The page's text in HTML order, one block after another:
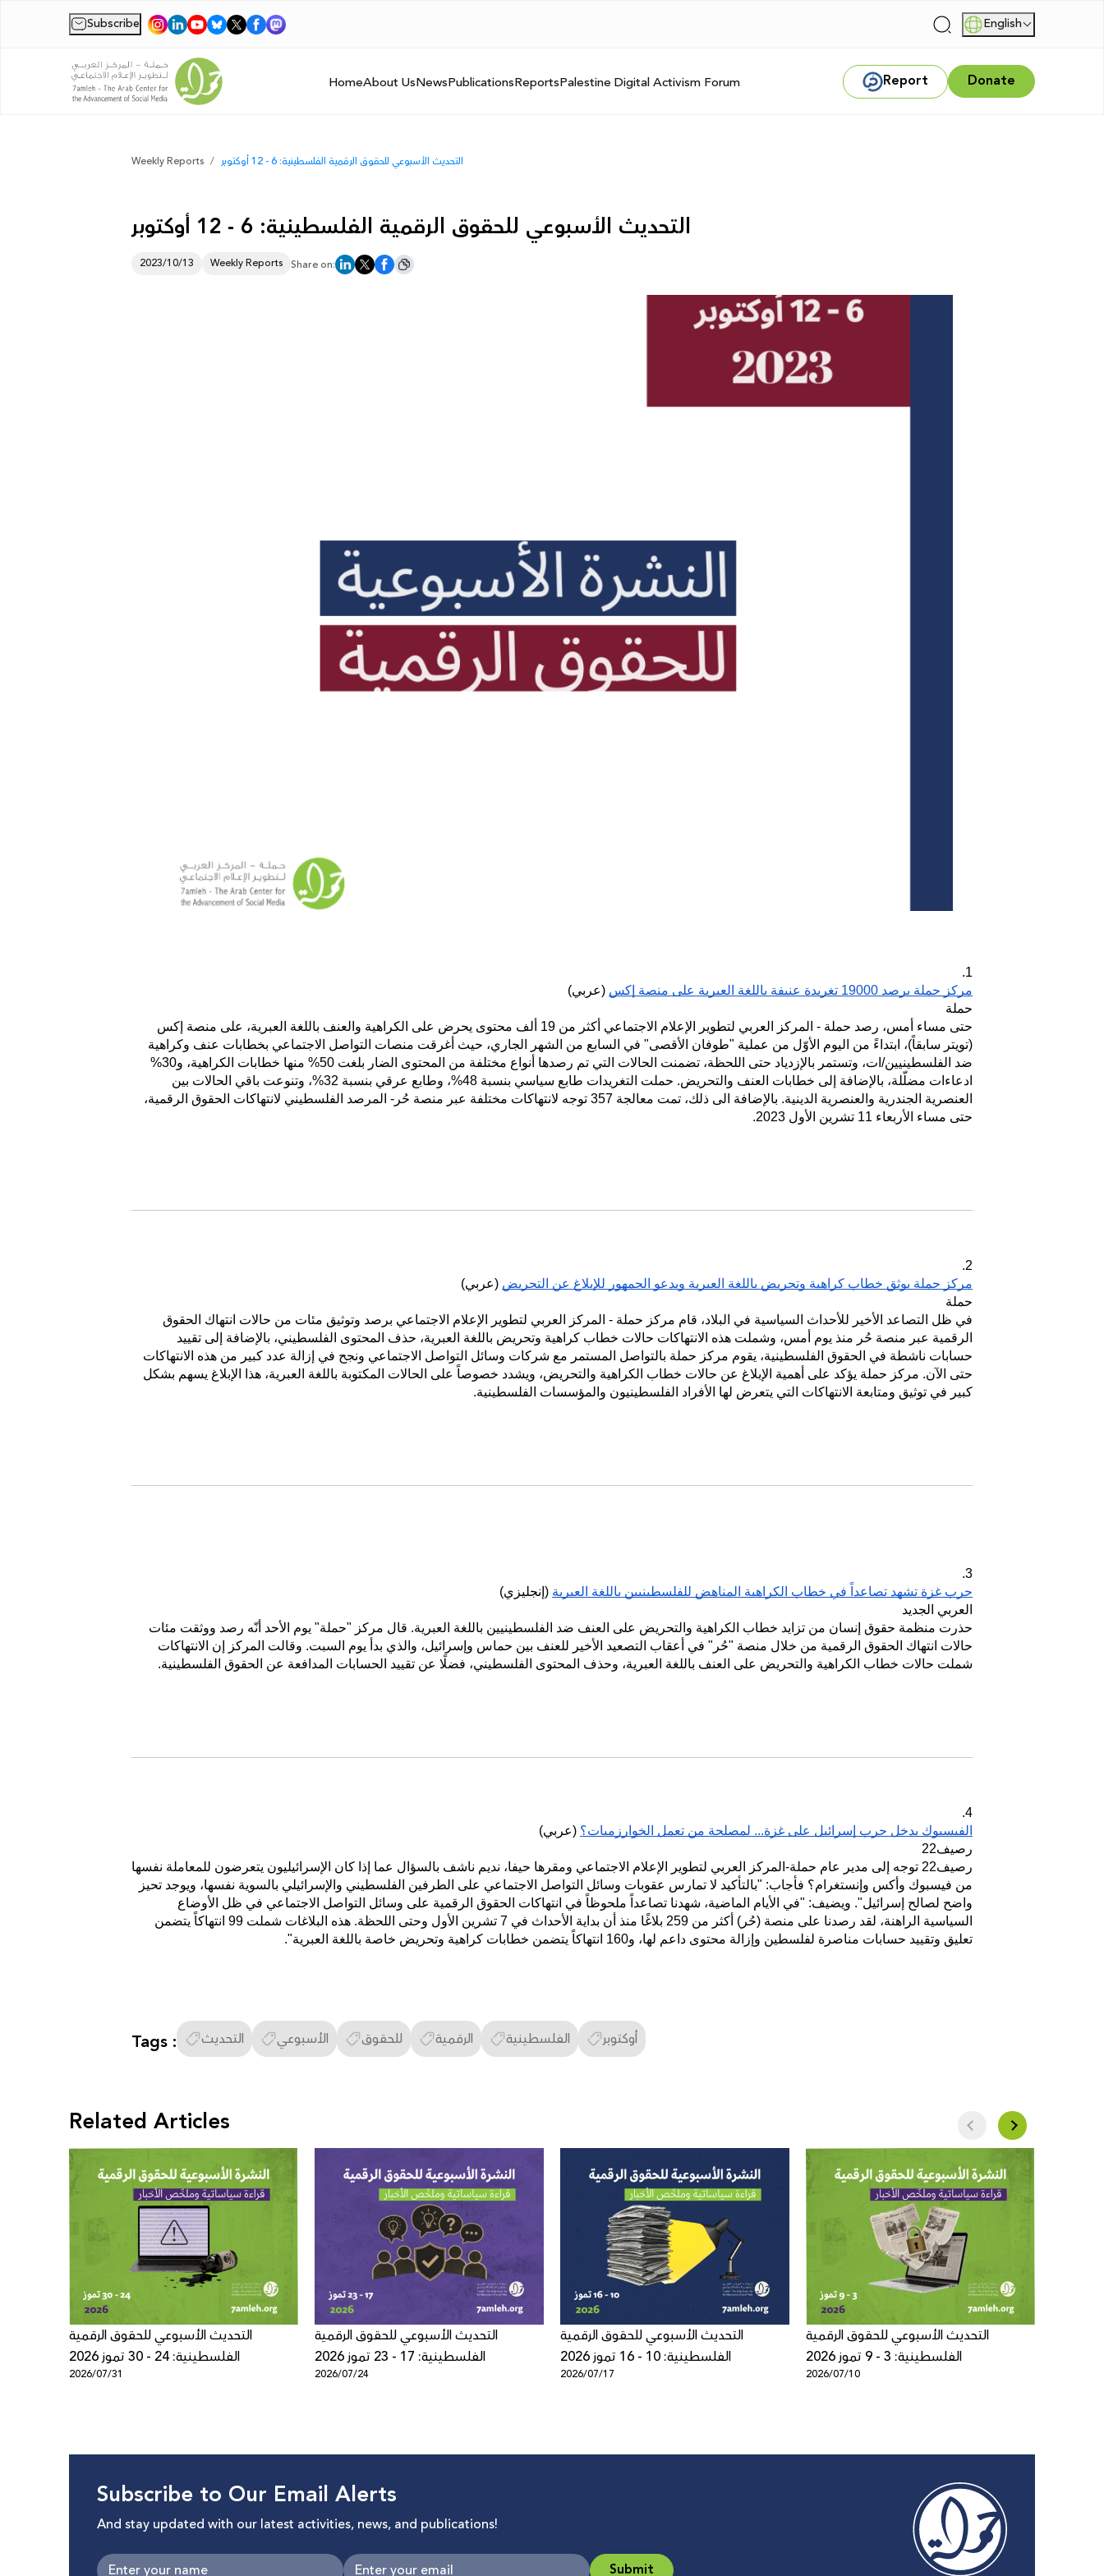
Subscribe | | English
HomeAbout UsNewsPublicationsReportsPalestine Digital Activism Forum Report Donate
Weekly Reports التحديث الأسبوعي للحقوق الرقمية الفلسطينية: 6 - 12 أوكتوبر
التحديث الأسبوعي للحقوق الرقمية الفلسطينية: 6 - 12 أوكتوبر
2023/10/13 Weekly Reports Share on:
1.
مركز حملة يرصد 19000 تغريدة عنيفة باللغة العبرية على منصة إكس
(عربي)
حملة
حتى مساء أمس، رصد حملة - المركز العربي لتطوير الإعلام الاجتماعي أكثر من 19 ألف محتوى يحرض على الكراهية والعنف باللغة العبرية، على منصة إكس
(تويتر سابقاً)، ابتداءً من اليوم الأوّل من عملية "طوفان الأقصى" في السابع من الشهر الجاري، حيث أغرقت منصات التواصل الاجتماعي بخطابات عنف وكراهية
ضد الفلسطينيين/ات، وتستمر بالإزدياد حتى اللحظة، تضمنت الحالات التي تم رصدها أنواع مختلفة من المحتوى الضار بلغت 50% منها خطابات الكراهية، و30%
ادعاءات مضلّلة، بالإضافة إلى خطابات العنف والتحريض. حملت التغريدات طابع سياسي بنسبة 48%، وطابع عرقي بنسبة 32%، وتنوعت باقي الحالات بين
العنصرية الجندرية والعنصرية الدينية. بالإضافة الى ذلك، تمت معالجة 357 توجه لانتهاكات مختلفة عبر منصة حُر- المرصد الفلسطيني لانتهاكات الحقوق الرقمية،
حتى مساء الأربعاء 11 تشرين الأول 2023.
2.
مركز حملة يوثق خطاب كراهية وتحريض باللغة العبرية ويدعو الجمهور للإبلاغ عن التحريض (عربي)
حملة
في ظل التصاعد الأخير للأحداث السياسية في البلاد، قام مركز حملة - المركز العربي لتطوير الإعلام الاجتماعي برصد وتوثيق مئات من حالات انتهاك الحقوق
الرقمية عبر منصة حُر منذ يوم أمس، وشملت هذه الانتهاكات حالات خطاب كراهية وتحريض باللغة العبرية، حذف المحتوى الفلسطيني، بالإضافة إلى تقييد
حسابات ناشطة في الحقوق الفلسطينية، يقوم مركز حملة بالتواصل المستمر مع شركات وسائل التواصل الاجتماعي ونجح في إزالة عدد كبير من هذه الانتهاكات
حتى الآن. مركز حملة يؤكد على أهمية الإبلاغ عن حالات خطاب الكراهية والتحريض، ويشدد خصوصاً على الحالات المكتوبة باللغة العبرية، هذا الإبلاغ يسهم بشكل
كبير في توثيق ومتابعة الانتهاكات التي يتعرض لها الأفراد الفلسطينيون والمؤسسات الفلسطينية.
3.
حرب غزة تشهد تصاعداً في خطاب الكراهية المناهض للفلسطينيين باللغة العبرية (إنجليزي)
العربي الجديد
حذرت منظمة حقوق إنسان من تزايد خطاب الكراهية والتحريض على العنف ضد الفلسطينيين باللغة العبرية. قال مركز "حملة" يوم الأحد أنّه رصد ووثقت مئات
حالات انتهاك الحقوق الرقمية من خلال منصة "حُر" في أعقاب التصعيد الأخير للعنف بين حماس وإسرائيل، والذي بدأ يوم السبت. وقالت المركز إن الانتهاكات
شملت حالات خطاب الكراهية والتحريض على العنف باللغة العبرية، وحذف المحتوى الفلسطيني، فضلًا عن تقييد الحسابات المدافعة عن الحقوق الفلسطينية.
4.
الفيسبوك يدخل حرب إسرائيل على غزة... لمصلحة من تعمل الخوارزميات؟ (عربي)
رصيف22
رصيف22 توجه إلى مدير عام حملة-المركز العربي لتطوير الإعلام الاجتماعي ومقرها حيفا، نديم ناشف بالسؤال عما إذا كان الإسرائيليون يتعرضون للمعاملة نفسها
من فيسبوك وأكس وإنستغرام؟ فأجاب: "بالتأكيد لا تمارس عقوبات وسائل التواصل الاجتماعي على الطرفين الفلسطيني والإسرائيلي بالسوية نفسها، ويوجد تحيز
واضح لصالح إسرائيل". ويضيف: "في الأيام الماضية، شهدنا تصاعداً ملحوظاً في انتهاكات الحقوق الرقمية على وسائل التواصل الاجتماعي في ظل الأوضاع
السياسية الراهنة، لقد رصدنا على منصة (حُر) أكثر من 259 بلاغًا منذ أن بداية الأحداث في 7 تشرين الأول وحتى اللحظة. هذه البلاغات شملت 99 انتهاكاً يتضمن
تعليق وتقييد حسابات مناصرة لفلسطين وإزالة محتوى داعم لها، و160 انتهاكاً يتضمن خطابات كراهية وتحريض خاصة باللغة العبرية".
Tags : التحديث الأسبوعي للحقوق الرقمية الفلسطينية أوكتوبر
Related Articles
التحديث الأسبوعي للحقوق الرقمية
الفلسطينية: 24 - 30 تموز 2026
2026/07/31
التحديث الأسبوعي للحقوق الرقمية
الفلسطينية: 17 - 23 تموز 2026
2026/07/24
التحديث الأسبوعي للحقوق الرقمية
الفلسطينية: 10 - 16 تموز 2026
2026/07/17
التحديث الأسبوعي للحقوق الرقمية
الفلسطينية: 3 - 9 تموز 2026
2026/07/10
Subscribe to Our Email Alerts
And stay updated with our latest activities, news, and publications!
Submit